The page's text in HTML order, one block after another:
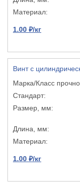
1.00 ₽/кг
Винт с
1.00 ₽/кг